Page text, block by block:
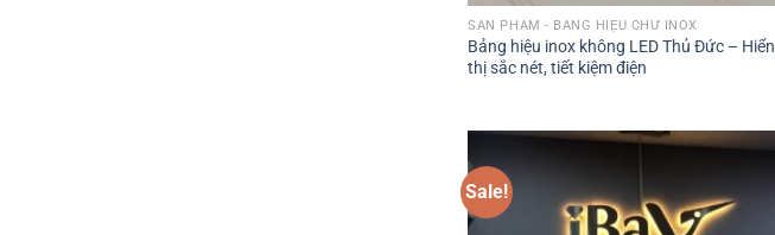
SẢN PHẨM - BẢNG HIỆU CHỮ INOX
Bảng hiệu inox không LED Thủ Đức – Hiển
thị sắc nét, tiết kiệm điện
Sale!